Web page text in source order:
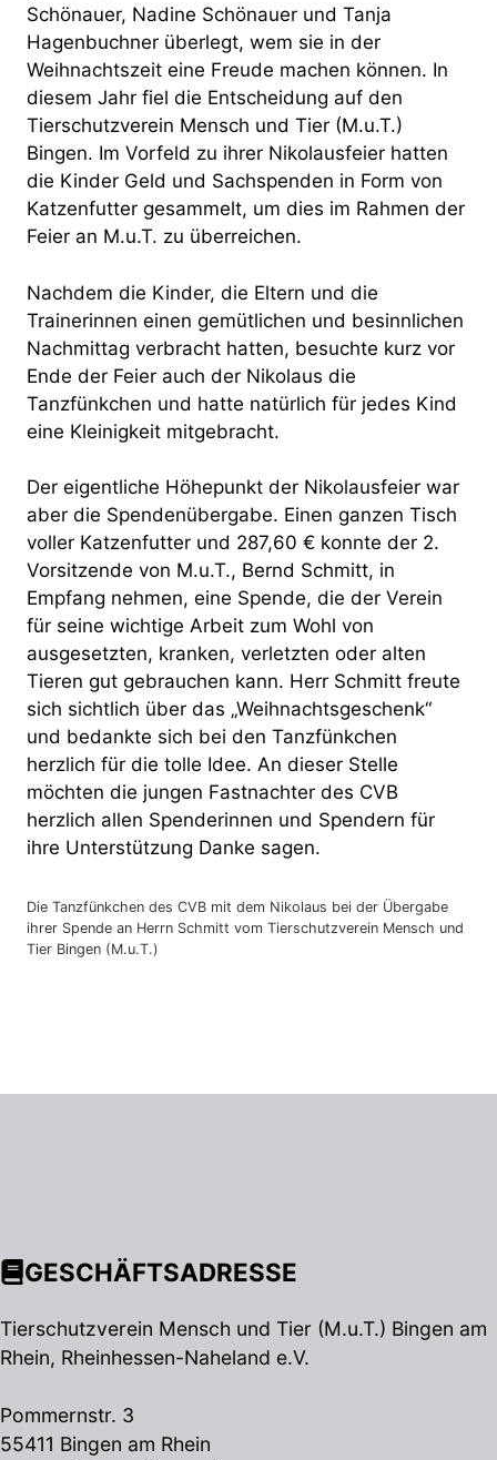
Schönauer, Nadine Schönauer und Tanja
Hagenbuchner überlegt, wem sie in der
Weihnachtszeit eine Freude machen können. In
diesem Jahr fiel die Entscheidung auf den
Tierschutzverein Mensch und Tier (M.u.T.)
Bingen. Im Vorfeld zu ihrer Nikolausfeier hatten
die Kinder Geld und Sachspenden in Form von
Katzenfutter gesammelt, um dies im Rahmen der
Feier an M.u.T. zu überreichen.
Nachdem die Kinder, die Eltern und die
Trainerinnen einen gemütlichen und besinnlichen
Nachmittag verbracht hatten, besuchte kurz vor
Ende der Feier auch der Nikolaus die
Tanzfünkchen und hatte natürlich für jedes Kind
eine Kleinigkeit mitgebracht.
Der eigentliche Höhepunkt der Nikolausfeier war
aber die Spendenübergabe. Einen ganzen Tisch
voller Katzenfutter und 287,60 € konnte der 2.
Vorsitzende von M.u.T., Bernd Schmitt, in
Empfang nehmen, eine Spende, die der Verein
für seine wichtige Arbeit zum Wohl von
ausgesetzten, kranken, verletzten oder alten
Tieren gut gebrauchen kann. Herr Schmitt freute
sich sichtlich über das „Weihnachtsgeschenk“
und bedankte sich bei den Tanzfünkchen
herzlich für die tolle Idee. An dieser Stelle
möchten die jungen Fastnachter des CVB
herzlich allen Spenderinnen und Spendern für
ihre Unterstützung Danke sagen.
Die Tanzfünkchen des CVB mit dem Nikolaus bei der Übergabe
ihrer Spende an Herrn Schmitt vom Tierschutzverein Mensch und
Tier Bingen (M.u.T.)
GESCHÄFTSADRESSE
Tierschutzverein Mensch und Tier (M.u.T.) Bingen am
Rhein, Rheinhessen-Naheland e.V.
Pommernstr. 3
55411 Bingen am Rhein